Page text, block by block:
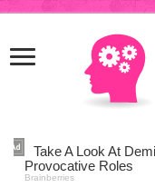
giriş
kingroyal